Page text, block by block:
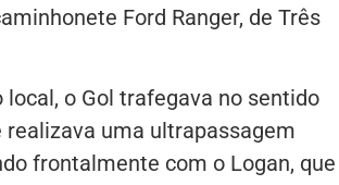
Ford Ranger, de Três
o Gol trafegava no sentido
uma ultrapassagem
frontalmente com o Logan, que